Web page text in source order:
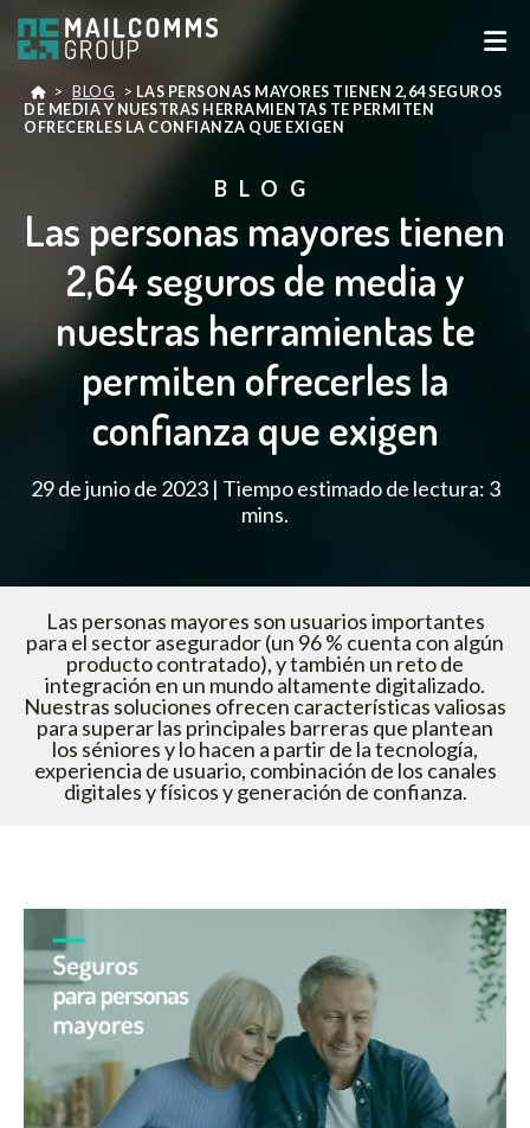
> BLOG > LAS PERSONAS MAYORES TIENEN 2,64 SEGUROS
DE MEDIA Y NUESTRAS HERRAMIENTAS TE PERMITEN
OFRECERLES LA CONFIANZA QUE EXIGEN
BLOG
Las personas mayores tienen
2,64 seguros de media y
nuestras herramientas te
permiten ofrecerles la
confianza que exigen
29 de junio de 2023 | Tiempo estimado de lectura: 3
mins.
Las personas mayores son usuarios importantes
para el sector asegurador (un 96 % cuenta con algún
producto contratado), y también un reto de
integración en un mundo altamente digitalizado.
Nuestras soluciones ofrecen características valiosas
para superar las principales barreras que plantean
los séniores y lo hacen a partir de la tecnología,
experiencia de usuario, combinación de los canales
digitales y físicos y generación de confianza.